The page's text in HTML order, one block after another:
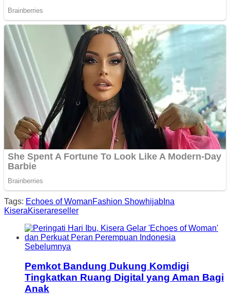
Tags: Echoes of WomanFashion Showhijab Ina
KiseraKiserareseller
Sebelumnya
Pemkot Bandung Dukung Komdigi
Tingkatkan Ruang Digital yang Aman Bagi
Anak